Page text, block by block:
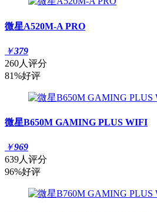
微星A520M-A PRO
￥379
260人评分
81%好评
微星B650M GAMING PLUS WIFI
￥969
639人评分
96%好评